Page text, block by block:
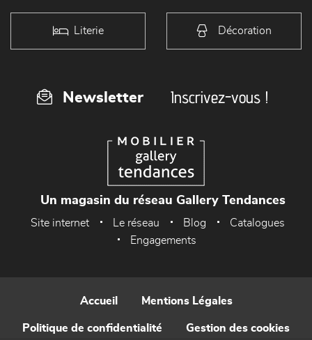
Literie Décoration
Newsletter Inscrivez-vous !
Un magasin du réseau Gallery Tendances
Site internet Le réseau Blog
Catalogues
Engagements
Accueil Mentions Légales
Politique de confidentialité Gestion des cookies